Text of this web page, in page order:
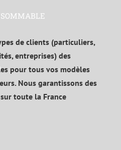
de clients (particuliers,
entreprises) des
pour tous vos modèles
Nous garantissons des
toute la France